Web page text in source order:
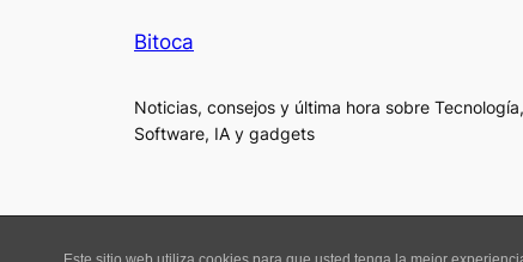
Bitoca
Noticias, consejos y última hora sobre Tecnología,
Software, IA y gadgets